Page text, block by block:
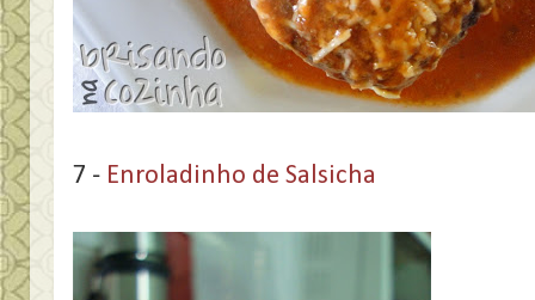
7 - Enroladinho de Salsicha